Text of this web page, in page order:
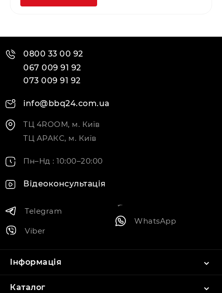
0800 33 00 92
067 009 91 92
073 009 91 92
info@bbq24.com.ua
ТЦ 4ROOM, м. Київ
ТЦ АРАКС, м. Київ
Пн–Нд : 10:00–20:00
Відеоконсультація
Telegram
Viber
WhatsApp
Інформація
Каталог